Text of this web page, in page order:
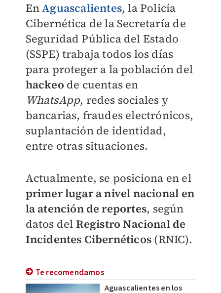
EnAguascalientes, la Policía
Cibernética de la Secretaría de
Seguridad Pública del Estado
(SSPE) trabaja todos los días
para proteger a la población del
hackeo de cuentas en
WhatsApp, redes sociales y
bancarias, fraudes electrónicos,
suplantación de identidad,
entre otras situaciones.
Actualmente, se posiciona en el
primer lugar a nivel nacional en
la atención de reportes, según
datos del Registro Nacional de
Incidentes Cibernéticos (RNIC).
Te recomendamos
Aguascalientes en los